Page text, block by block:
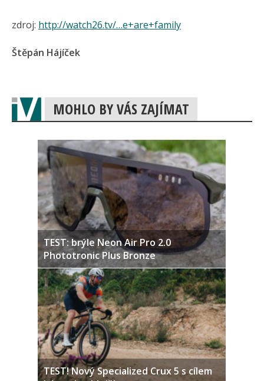
zdroj: http://watch26.tv/…e+are+family
Štěpán Hájíček
MOHLO BY VÁS ZAJÍMAT
TEST: brýle Neon Air Pro 2.0
Phototronic Plus Bronze
TEST! Nový Specialized Crux 5 s cílem